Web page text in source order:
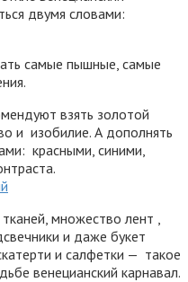
двумя словами:
самые пышные, самые
взять золотой
и изобилие. А дополнять
красными, синими,
множество лент ,
и даже букет
и салфетки — такое
венецианский карнавал.